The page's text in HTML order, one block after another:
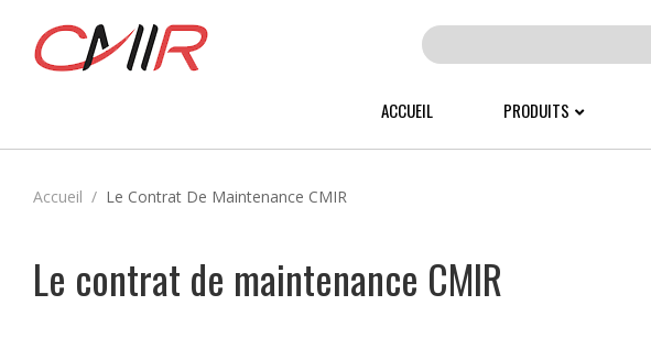
ACCUEIL PRODUITS
Accueil Le Contrat De Maintenance CMIR
Le contrat de maintenance CMIR